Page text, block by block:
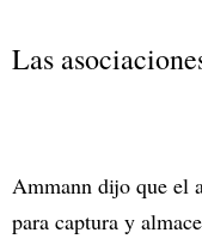
Las
Ammann dijo que el
para captura y